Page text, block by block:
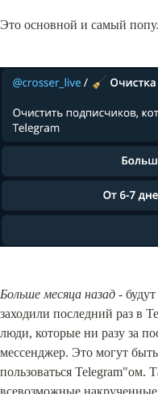
Это основной и самый
Больше месяца назад -
заходили последний раз в
люди, которые ни разу за
мессенджер. Это могут
пользоваться Telegram"ом.